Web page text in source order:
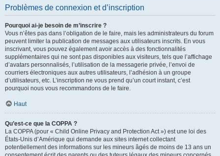
Problèmes de connexion et d’inscription
Pourquoi ai-je besoin de m’inscrire ?
Vous n’êtes pas dans l’obligation de le faire, mais les administrateurs du forum
peuvent limiter la publication de messages aux utilisateurs inscrits. En vous
inscrivant, vous pouvez également avoir accès à des fonctionnalités
supplémentaires qui ne sont pas disponibles aux visiteurs, tels que l’affichage
d’avatars personnalisés, l’utilisation de la messagerie privée, l’envoi de
courriers électroniques aux autres utilisateurs, l’adhésion à un groupe
d’utilisateurs, etc. L’inscription ne vous prend qu’un court instant, c’est
pourquoi nous vous recommandons de le faire.
Haut
Qu’est-ce que la COPPA ?
La COPPA (pour « Child Online Privacy and Protection Act ») est une loi des
États-Unis d’Amérique qui demande aux sites internet collectant
potentiellement des informations sur les mineurs âgés de moins de 13 ans un